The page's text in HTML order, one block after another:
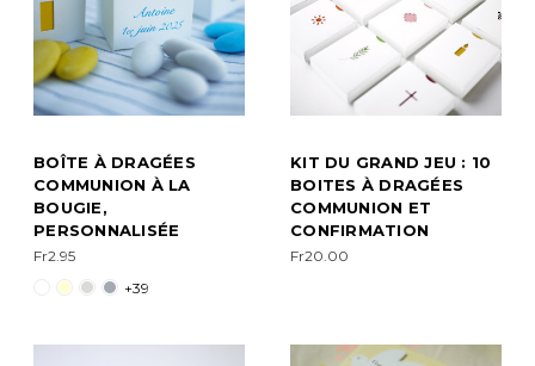
BOÎTE À DRAGÉES
COMMUNION À LA
BOUGIE,
PERSONNALISÉE
Fr2.95
+39
KIT DU GRAND JEU : 10
BOITES À DRAGÉES
COMMUNION ET
CONFIRMATION
Fr20.00